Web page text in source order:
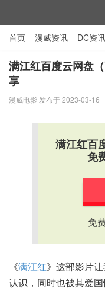
首页 漫威资讯 DC资讯
电视剧资源 漫威图片
满江红百度云网盘
享
漫威电影 发布于 2023-03-16
满江红百
免
免
《满江红》这部影片
认识，同时也被其爱